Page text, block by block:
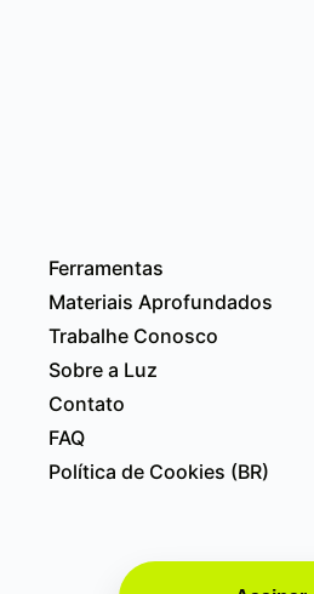
Ferramentas
Materiais Aprofundados
Trabalhe Conosco
Sobre a Luz
Contato
FAQ
Política de Cookies (BR)